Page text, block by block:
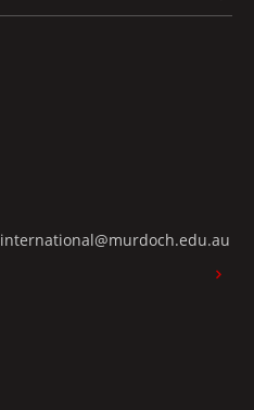
international@murdoch.edu.au